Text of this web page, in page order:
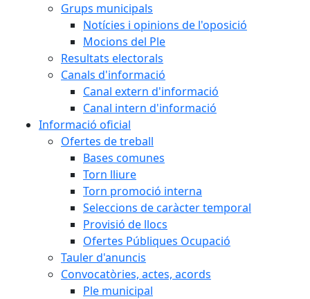
Grups municipals
Notícies i opinions de l'oposició
Mocions del Ple
Resultats electorals
Canals d'informació
Canal extern d'informació
Canal intern d'informació
Informació oficial
Ofertes de treball
Bases comunes
Torn lliure
Torn promoció interna
Seleccions de caràcter temporal
Provisió de llocs
Ofertes Públiques Ocupació
Tauler d'anuncis
Convocatòries, actes, acords
Ple municipal